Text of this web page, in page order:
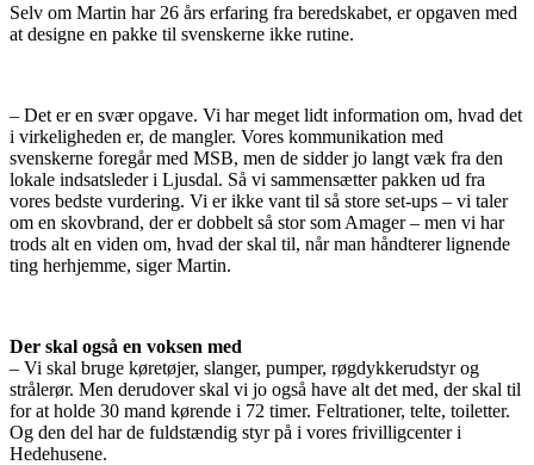
Selv om Martin har 26 års erfaring fra beredskabet, er opgaven med
at designe en pakke til svenskerne ikke rutine.
– Det er en svær opgave. Vi har meget lidt information om, hvad det
i virkeligheden er, de mangler. Vores kommunikation med
svenskerne foregår med MSB, men de sidder jo langt væk fra den
lokale indsatsleder i Ljusdal. Så vi sammensætter pakken ud fra
vores bedste vurdering. Vi er ikke vant til så store set-ups – vi taler
om en skovbrand, der er dobbelt så stor som Amager – men vi har
trods alt en viden om, hvad der skal til, når man håndterer lignende
ting herhjemme, siger Martin.
Der skal også en voksen med
– Vi skal bruge køretøjer, slanger, pumper, røgdykkerudstyr og
strålerør. Men derudover skal vi jo også have alt det med, der skal til
for at holde 30 mand kørende i 72 timer. Feltrationer, telte, toiletter.
Og den del har de fuldstændig styr på i vores frivilligcenter i
Hedehusene.